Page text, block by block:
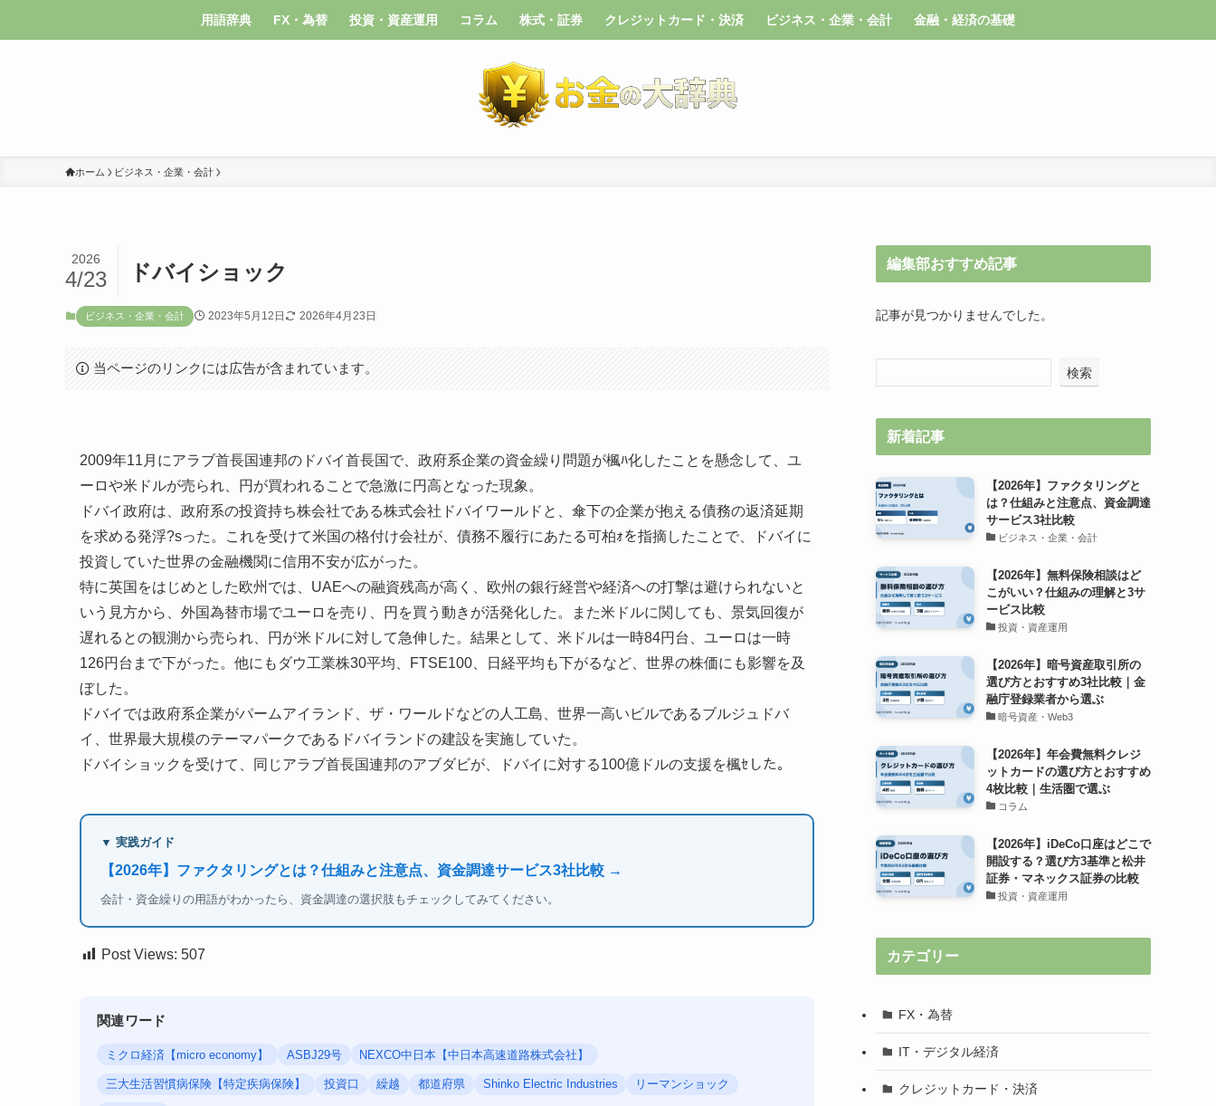
用語辞典 FX・為替 投資・資産運用 コラム 株式・証券 クレジットカード・決済 ビジネス・企業・会計 金融・経済の基礎
ホーム ビジネス・企業・会計
ドバイショック
2026
4/23
ビジネス・企業・会計 2023年5月12日 2026年4月23日
当ページのリンクには広告が含まれています。
2009年11月にアラブ首長国連邦のドバイ首長国で、政府系企業の資金繰り問題が楓ﾊ化したことを懸念して、ユ
ーロや米ドルが売られ、円が買われることで急激に円高となった現象。
ドバイ政府は、政府系の投資持ち株会社である株式会社ドバイワールドと、傘下の企業が抱える債務の返済延期
を求める発浮?sった。これを受けて米国の格付け会社が、債務不履行にあたる可柏ｫを指摘したことで、ドバイに
投資していた世界の金融機関に信用不安が広がった。
特に英国をはじめとした欧州では、UAEへの融資残高が高く、欧州の銀行経営や経済への打撃は避けられないと
いう見方から、外国為替市場でユーロを売り、円を買う動きが活発化した。また米ドルに関しても、景気回復が
遅れるとの観測から売られ、円が米ドルに対して急伸した。結果として、米ドルは一時84円台、ユーロは一時
126円台まで下がった。他にもダウ工業株30平均、FTSE100、日経平均も下がるなど、世界の株価にも影響を及
ぼした。
ドバイでは政府系企業がパームアイランド、ザ・ワールドなどの人工島、世界一高いビルであるブルジュドバ
イ、世界最大規模のテーマパークであるドバイランドの建設を実施していた。
ドバイショックを受けて、同じアラブ首長国連邦のアブダビが、ドバイに対する100億ドルの支援を楓ｾした。
▼ 実践ガイド
【2026年】ファクタリングとは？仕組みと注意点、資金調達サービス3社比較 →
会計・資金繰りの用語がわかったら、資金調達の選択肢もチェックしてみてください。
Post Views: 507
関連ワード
ミクロ経済【micro economy】 ASBJ29号 NEXCO中日本【中日本高速道路株式会社】
三大生活習慣病保険【特定疾病保険】 投資口 繰越 都道府県 Shinko Electric Industries リーマンショック
編集部おすすめ記事
記事が見つかりませんでした。
検索
新着記事
【2026年】ファクタリングと
は？仕組みと注意点、資金調達
サービス3社比較
ビジネス・企業・会計
【2026年】無料保険相談はど
こがいい？仕組みの理解と3サ
ービス比較
投資・資産運用
【2026年】暗号資産取引所の
選び方とおすすめ3社比較｜金
融庁登録業者から選ぶ
暗号資産・Web3
【2026年】年会費無料クレジ
ットカードの選び方とおすすめ
4枚比較｜生活圏で選ぶ
コラム
【2026年】iDeCo口座はどこで
開設する？選び方3基準と松井
証券・マネックス証券の比較
投資・資産運用
カテゴリー
FX・為替
IT・デジタル経済
クレジットカード・決済